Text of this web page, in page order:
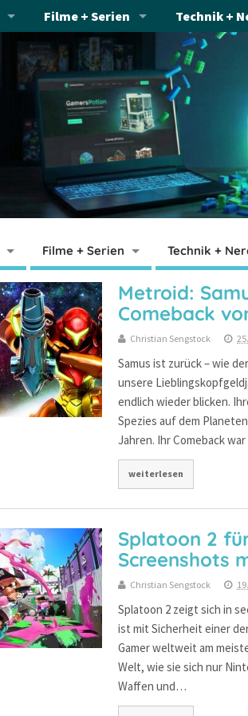
Filme + Serien Technik +
Filme + Serien Technik +
Metroid:
Comeback
Christian Sengstock
Samus ist zurück – wie
unsere
endlich wieder blicken.
Spezies auf dem
Jahren. Ihr Comeback
weiterlesen
Splatoon 2
Screenshots
Christian Sengstock
Splatoon 2 zeigt sich in
ist mit Sicherheit einer
Gamer weltweit am
Welt, wie sie sich nur
Waffen und…